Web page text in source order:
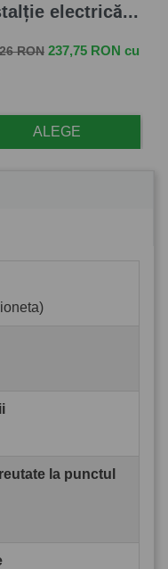
electrică...
de baza
RON Pret
237,75 RON cu
ALEGE
la punctul